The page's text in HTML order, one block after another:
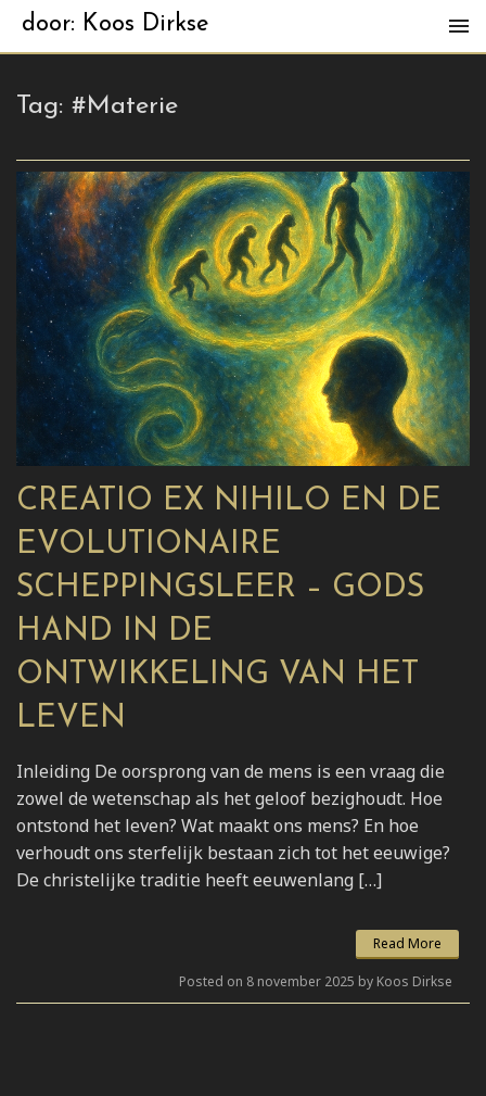
door: Koos Dirkse
Tag: #Materie
CREATIO EX NIHILO EN DE
EVOLUTIONAIRE
SCHEPPINGSLEER – GODS
HAND IN DE
ONTWIKKELING VAN HET
LEVEN
Inleiding De oorsprong van de mens is een vraag die
zowel de wetenschap als het geloof bezighoudt. Hoe
ontstond het leven? Wat maakt ons mens? En hoe
verhoudt ons sterfelijk bestaan zich tot het eeuwige?
De christelijke traditie heeft eeuwenlang […]
Read More
Posted on 8 november 2025 by Koos Dirkse